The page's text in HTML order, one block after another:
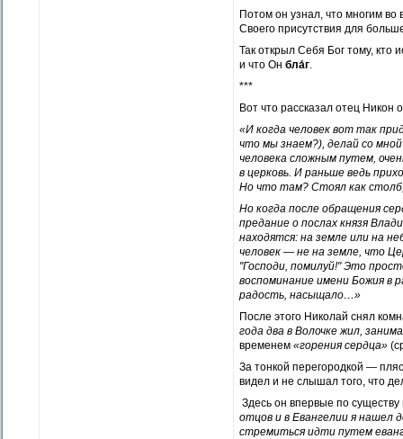
Потом он узнал, что многим
Своего присутствия для
Так открыл Себя Бог тому, кто
и что Он бла́г.
***
Вот что рассказал отец Никон
«И когда человек вот так
что мы знаем?), делай со
человека сложным путем,
в церковь. И раньше ведь
Но что там? Стоял как столб,
Но когда после обращения
предание о послах князя
находятся: на земле или на
человек — не на земле, что
"Господи, помилуй!" Это
воспоминание имени Божия в
радость, насыщало…»
После этого Николай снял
года два в Волочке жил,
временем «горения сердца»
За тонкой перегородкой —
видел и не слышал того, что
Здесь он впервые по
отцов и в Евангелии я нашел
стремиться идти путем